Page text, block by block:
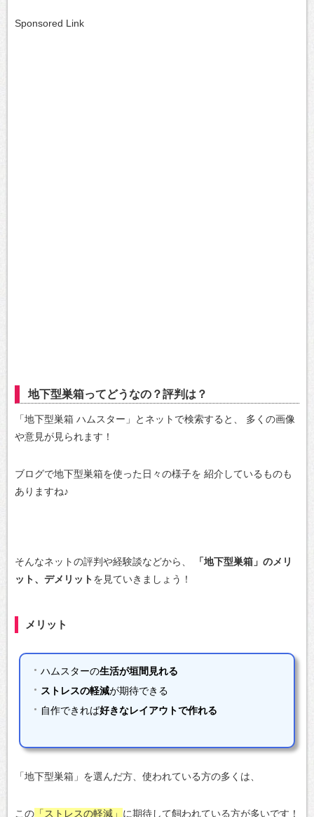
Sponsored Link
地下型巣箱ってどうなの？評判は？
「地下型巣箱 ハムスター」とネットで検索すると、
多くの画像
や意見が見られます！
ブログで地下型巣箱を使った日々の様子を 紹介しているものも
ありますね♪
そんなネットの評判や経験談などから、
「地下型巣箱」のメリ
ット、デメリットを見ていきましょう！
メリット
ハムスターの生活が垣間見れる
ストレスの軽減が期待できる
自作できれば好きなレイアウトで作れる
「地下型巣箱」を選んだ方、使われている方の多くは、
この 「ストレスの軽減」 に期待して飼われている方が多いです！